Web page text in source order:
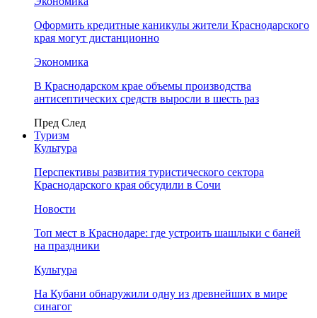
Оформить кредитные каникулы жители Краснодарского
края могут дистанционно
Экономика
В Краснодарском крае объемы производства
антисептических средств выросли в шесть раз
Пред След
Туризм
Культура
Перспективы развития туристического сектора
Краснодарского края обсудили в Сочи
Новости
Топ мест в Краснодаре: где устроить шашлыки с баней
на праздники
Культура
На Кубани обнаружили одну из древнейших в мире
синагог